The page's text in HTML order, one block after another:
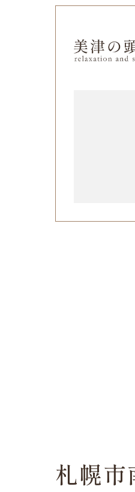
札幌市